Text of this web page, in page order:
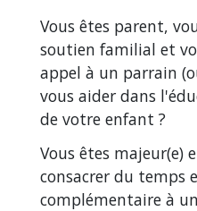
Vous êtes parent,
soutien familial et
appel à un parrain
vous aider dans
de votre enfant ?
Vous êtes majeur(e)
consacrer du temps
complémentaire à